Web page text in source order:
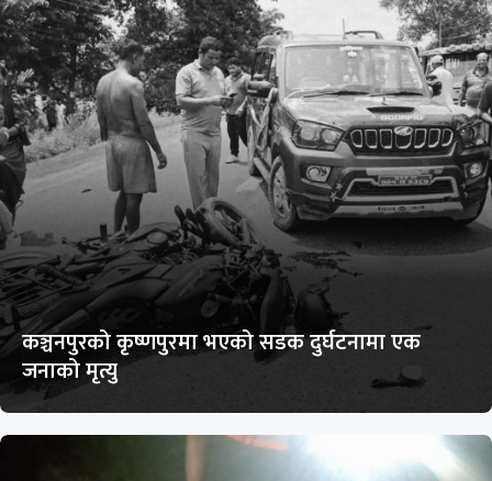
कञ्चनपुरको कृष्णपुरमा भएको सडक दुर्घटनामा एक
जनाको मृत्यु